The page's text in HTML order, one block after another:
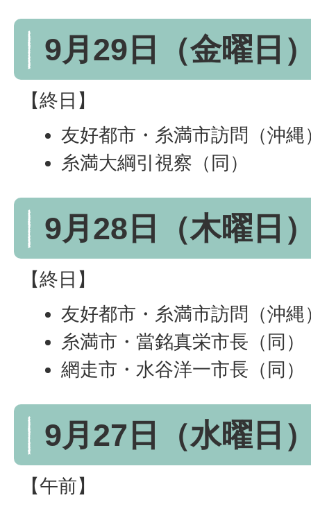
9月29日（金曜日
【終日】
友好都市・糸満市訪問（沖縄
糸満大綱引視察（同）
9月28日（木曜日
【終日】
友好都市・糸満市訪問（沖縄
糸満市・當銘真栄市長（同）
網走市・水谷洋一市長（同）
9月27日（水曜日
【午前】